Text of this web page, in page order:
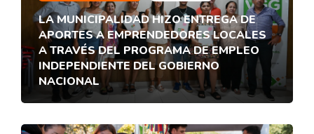
LA MUNICIPALIDAD HIZO ENTREGA DE
APORTES A EMPRENDEDORES LOCALES
A TRAVÉS DEL PROGRAMA DE EMPLEO
INDEPENDIENTE DEL GOBIERNO
NACIONAL